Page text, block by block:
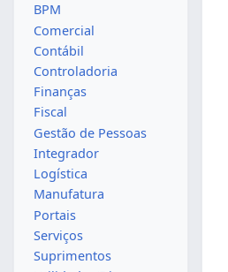
BPM
Comercial
Contábil
Controladoria
Finanças
Fiscal
Gestão de Pessoas
Integrador
Logística
Manufatura
Portais
Serviços
Suprimentos